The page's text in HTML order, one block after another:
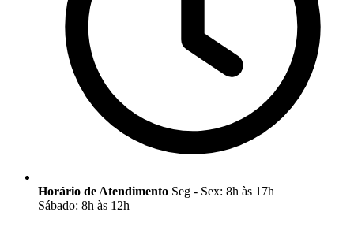
Horário de Atendimento Seg - Sex: 8h às 17h
Sábado: 8h às 12h